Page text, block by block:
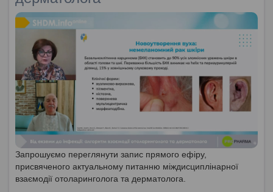
Запрошуємо переглянути запис прямого ефіру,
присвяченого актуальному питанню міждисциплінарної
взаємодії отоларинголога та дерматолога.